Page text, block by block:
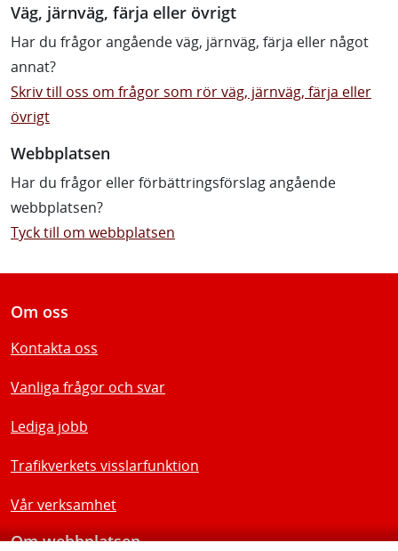
Väg, järnväg, färja eller övrigt
Har du frågor angående väg, järnväg, färja eller något
annat?
Skriv till oss om frågor som rör väg, järnväg, färja eller
övrigt
Webbplatsen
Har du frågor eller förbättringsförslag angående
webbplatsen?
Tyck till om webbplatsen
Om oss
Kontakta oss
Vanliga frågor och svar
Lediga jobb
Trafikverkets visslarfunktion
Vår verksamhet
Om webbplatsen